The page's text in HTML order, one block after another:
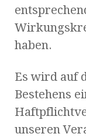
haben.
Es wird auf
Bestehens
unseren